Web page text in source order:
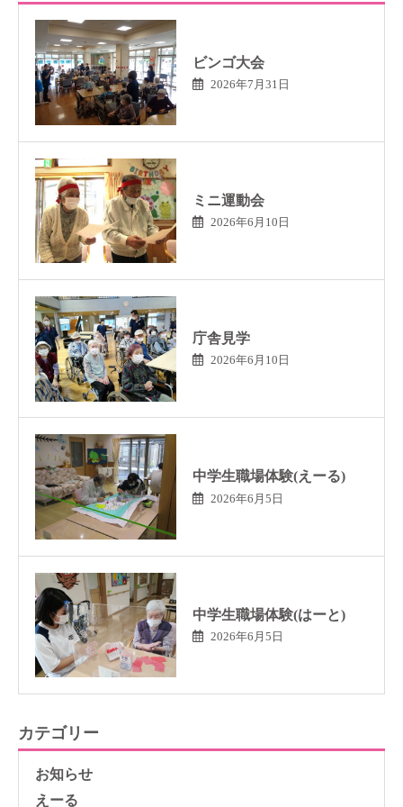
ビンゴ大会
2026年7月31日
ミニ運動会
2026年6月10日
庁舎見学
2026年6月10日
中学生職場体験(えーる)
2026年6月5日
中学生職場体験(はーと)
2026年6月5日
カテゴリー
お知らせ
えーる